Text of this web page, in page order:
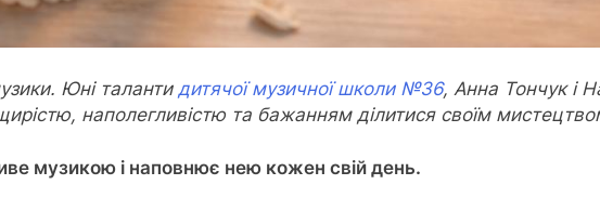
Юні талантидитячої музичної школи №36, Анна Тончук і
наполегливістю та бажанням ділитися своїм
музикою і наповнює нею кожен свій день.